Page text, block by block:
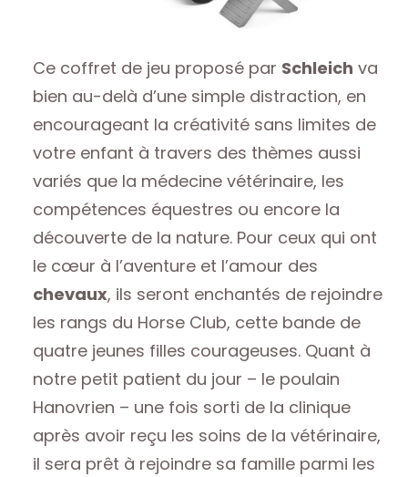
Ce coffret de jeu proposé par Schleich va
bien au-delà d’une simple distraction, en
encourageant la créativité sans limites de
votre enfant à travers des thèmes aussi
variés que la médecine vétérinaire, les
compétences équestres ou encore la
découverte de la nature. Pour ceux qui ont
le cœur à l’aventure et l’amour des
chevaux, ils seront enchantés de rejoindre
les rangs du Horse Club, cette bande de
quatre jeunes filles courageuses. Quant à
notre petit patient du jour – le poulain
Hanovrien – une fois sorti de la clinique
après avoir reçu les soins de la vétérinaire,
il sera prêt à rejoindre sa famille parmi les